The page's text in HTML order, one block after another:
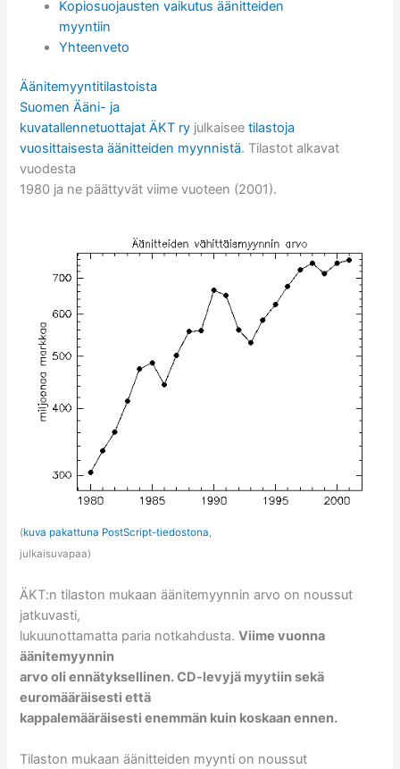
Kopiosuojausten vaikutus äänitteiden
myyntiin
Yhteenveto
Äänitemyyntitilastoista
Suomen Ääni- ja
kuvatallennetuottajat ÄKT ry julkaiseetilastoja
vuosittaisesta äänitteiden myynnistä. Tilastot alkavat
vuodesta
1980 ja ne päättyvät viime vuoteen (2001).
(kuva pakattuna PostScript-tiedostona
julkaisuvapaa)
ÄKT:n tilaston mukaan äänitemyynnin arvo on noussut
jatkuvasti,
lukuunottamatta paria notkahdusta.Viime vuonna
äänitemyynnin
arvo oli ennätyksellinen. CD-levyjä myytiin sekä
euromääräisesti että
kappalemääräisesti enemmän kuin koskaan ennen.
Tilaston mukaan äänitteiden myynti on noussut